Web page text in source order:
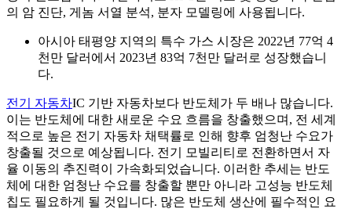
의 암 진단, 게놈 서열 분석, 분자 모델링에 사용됩니다.
아시아 태평양 지역의 특수 가스 시장은 2022년 77억 4
천만 달러에서 2023년 83억 7천만 달러로 성장했습니
다.
전기 자동차IC 기반 자동차보다 반도체가 두 배나 많습니다.
이는 반도체에 대한 새로운 수요 흐름을 창출했으며, 전 세계
적으로 높은 전기 자동차 채택률로 인해 향후 엄청난 수요가
창출될 것으로 예상됩니다. 전기 모빌리티로 전환하면서 자
율 이동의 추진력이 가속화되었습니다. 이러한 추세는 반도
체에 대한 엄청난 수요를 창출할 뿐만 아니라 고성능 반도체
칩도 필요하게 될 것입니다. 많은 반도체 생산에 필수적인 요